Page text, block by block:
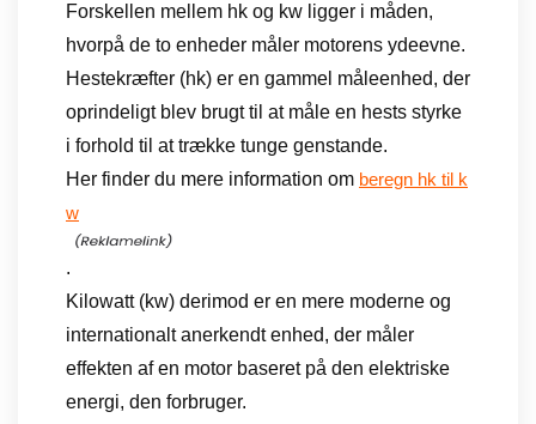
Forskellen mellem hk og kw ligger i måden,
hvorpå de to enheder måler motorens ydeevne.
Hestekræfter (hk) er en gammel måleenhed, der
oprindeligt blev brugt til at måle en hests styrke
i forhold til at trække tunge genstande.
Her finder du mere information om beregn hk til k
w
.
Kilowatt (kw) derimod er en mere moderne og
internationalt anerkendt enhed, der måler
effekten af en motor baseret på den elektriske
energi, den forbruger.